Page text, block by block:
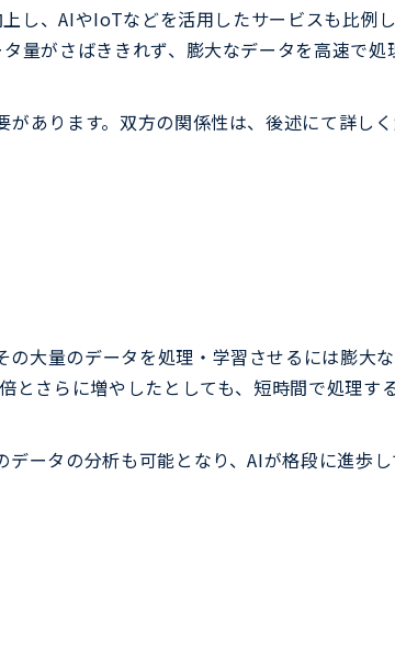
し、AIやIoTなどを活用したサービスも比例
量がさばききれず、膨大なデータを高速で処
あります。双方の関係性は、後述にて詳しく
大量のデータを処理・学習させるには膨大
さらに増やしたとしても、短時間で処理す
ータの分析も可能となり、AIが格段に進歩